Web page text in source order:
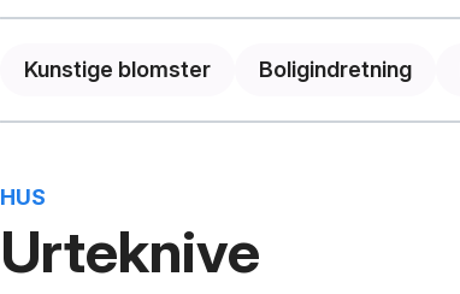
Kunstige blomster Boligindretning
Urteknive
HUS